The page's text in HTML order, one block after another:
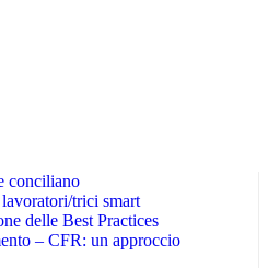
conciliano
trici smart
delle Best Practices
– CFR: un approccio